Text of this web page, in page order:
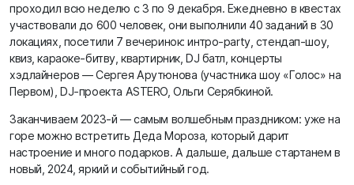
проходил всю неделю с 3 по 9 декабря. Ежедневно в квестах
участвовали до 600 человек, они выполнили 40 заданий в 30
локациях, посетили 7 вечеринок: интро-party, стендап-шоу,
квиз, караоке-битву, квартирник, DJ батл, концерты
хэдлайнеров — Сергея Арутюнова (участника шоу «Голос» на
Первом), DJ-проекта ASTERO, Ольги Серябкиной.
Заканчиваем 2023-й — самым волшебным праздником: уже на
горе можно встретить Деда Мороза, который дарит
настроение и много подарков. А дальше, дальше стартанем в
новый, 2024, яркий и событийный год.